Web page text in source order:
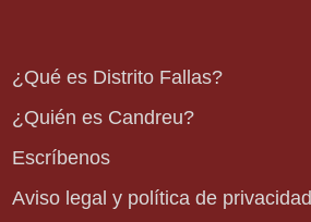
¿Qué es Distrito Fallas?
¿Quién es Candreu?
Escríbenos
Aviso legal y política de privacidad